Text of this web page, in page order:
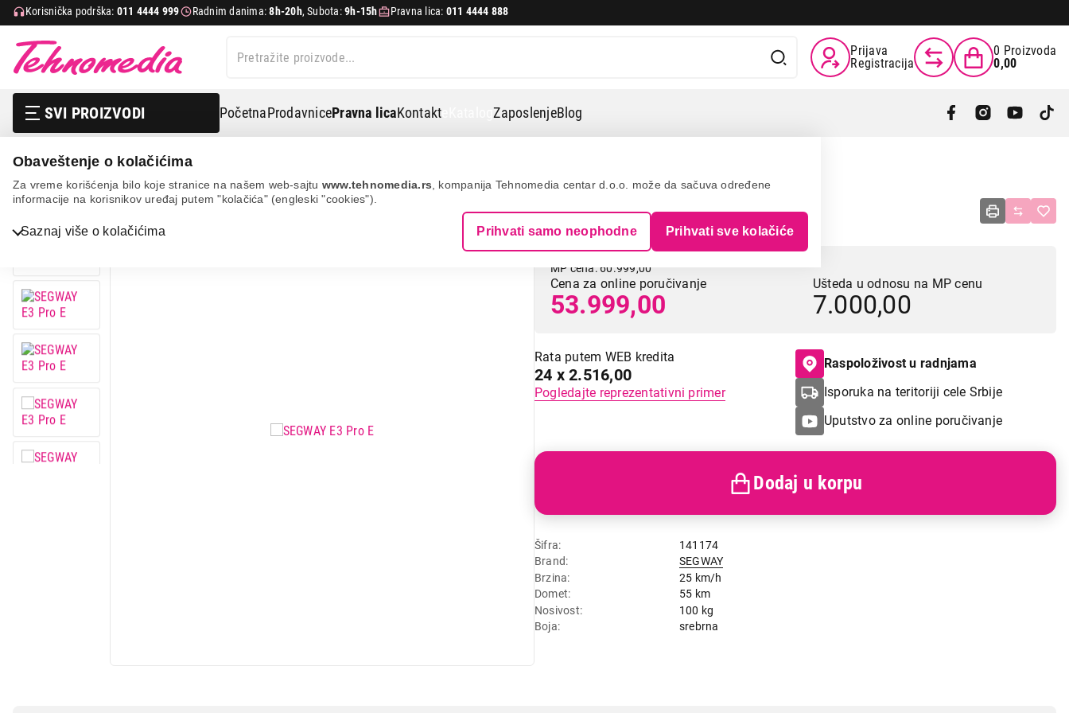
Obaveštenje o kolačićima
Za vreme korišćenja bilo koje stranice na našem web-sajtu www.tehnomedia.rs , kompanija Tehnomedia centar d.o.o. može da sačuva određene
informacije na korisnikov uređaj putem "kolačića" (engleski "cookies").
Saznaj više o kolačićima Prihvati samo neophodne Prihvati sve kolačiće
Korisnička podrška: 011 4444 999 Radnim danima:8h-20h, Subota:9h-15h Pravna lica: 011 4444 888
Prijava
Registracija
0 Proizvoda
0,00
SVI PROIZVODI PočetnaProdavnicePravna licaKontakt eKatalogZaposlenjeBlog
IT & Gaming
Mobilni telefoni i tableti
Mali kućni aparati
Mali kuhinjski aparati
Grejanje i hlađenje
Nega tela, lepota i zdravlje
Sport i putovanje Električni trotineti
SEGWAY E3 Pro E
MP cena: 60.999,00
Cena za online poručivanje
53.999,00
Ušteda u odnosu na MP cenu
7.000,00
Rata putem WEB kredita
24 x 2.516,00
Pogledajte reprezentativni primer
Raspoloživost u radnjama
Isporuka na teritoriji cele Srbije
Uputstvo za online poručivanje
Šifra
141174
Brand
SEGWAY
Brzina
25 km/h
Domet
55 km
Nosivost
100 kg
Boja
srebrna
Dodaj u korpu